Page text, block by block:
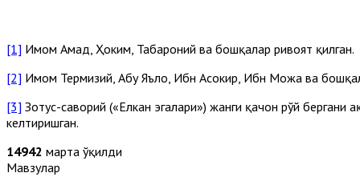
[1] Имом Аҳмад, Ҳоким, Табароний ва бошқалар ривоят қилган.
[2] Имом Термизий, Абу Яъло, Ибн Асокир, Ибн Можа ва
[3] Зотус-саворий («Елкан эгалари») жанги қачон рўй
келтиришган.
14942 марта ўқилди
Мавзулар